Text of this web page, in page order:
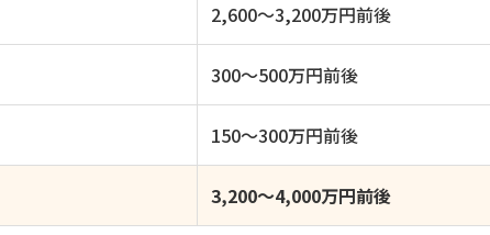
2,600〜3,200万円前後
300〜500万円前後
150〜300万円前後
3,200〜4,000万円前後